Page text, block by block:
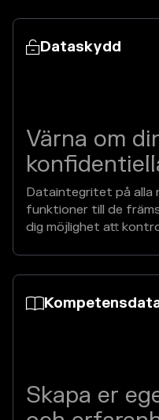
Dataskydd
Värna om
Dataintegritet på alla
funktioner till de
dig möjlighet att

Skapa er